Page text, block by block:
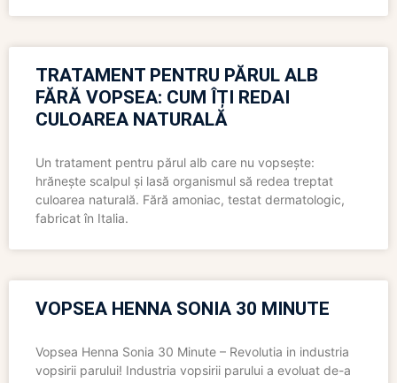
TRATAMENT PENTRU PĂRUL ALB
FĂRĂ VOPSEA: CUM ÎȚI REDAI
CULOAREA NATURALĂ
Un tratament pentru părul alb care nu vopsește:
hrănește scalpul și lasă organismul să redea treptat
culoarea naturală. Fără amoniac, testat dermatologic,
fabricat în Italia.
VOPSEA HENNA SONIA 30 MINUTE
Vopsea Henna Sonia 30 Minute – Revolutia in industria
vopsirii parului! Industria vopsirii parului a evoluat de-a